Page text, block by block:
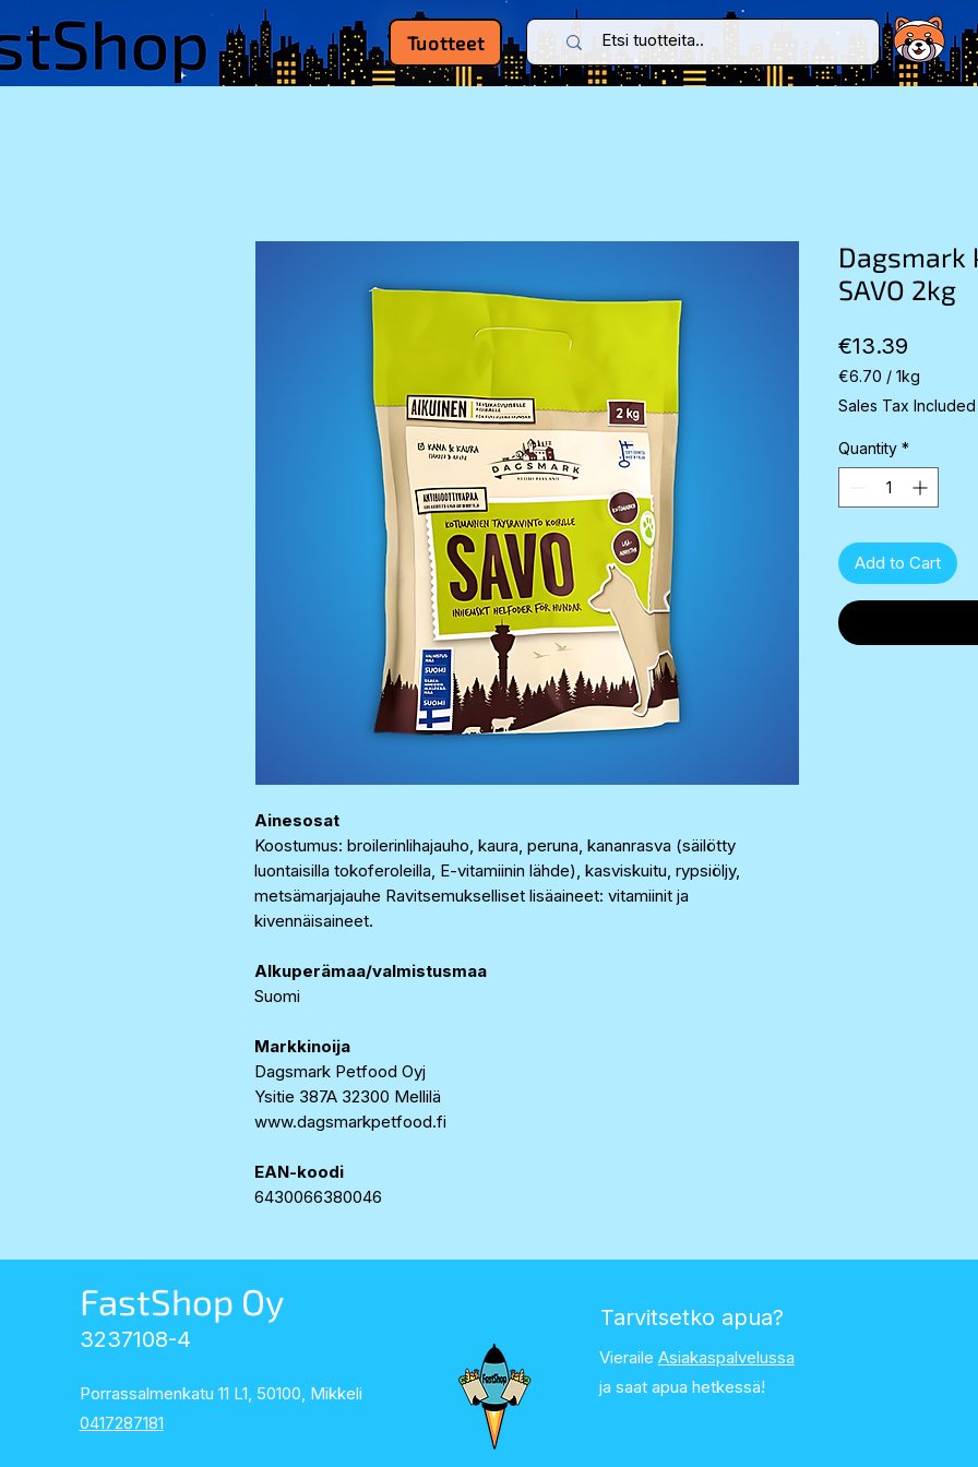
Tuotteet
Ainesosat
Koostumus: broilerinlihajauho, kaura, peruna, kananrasva (säilötty
luontaisilla tokoferoleilla, E-vitamiinin lähde), kasviskuitu, rypsiöljy,
metsämarjajauhe Ravitsemukselliset lisäaineet: vitamiinit ja
kivennäisaineet.
Alkuperämaa/valmistusmaa
Suomi
Markkinoija
Dagsmark Petfood Oyj
Ysitie 387A 32300 Mellilä
www.dagsmarkpetfood.fi
EAN-koodi
6430066380046
Dagsmark
SAVO 2kg
€13.39
€6.70 / 1kg
€6.70
per
1
Kilogram
Sales Tax Included
Quantity *
Add to Cart
FastShop Oy
3237108-4
Porrassalmenkatu 11 L1, 50100, Mikkeli
0417287181
Tarvitsetko apua?
Vieraile Asiakaspalvelussa
ja saat apua hetkessä!